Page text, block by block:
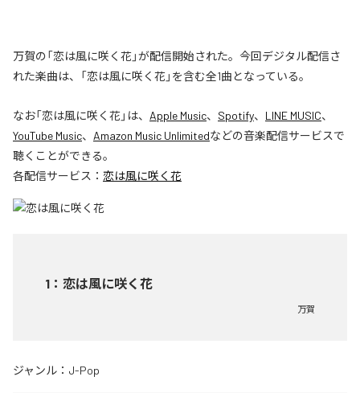
万賀の「恋は風に咲く花」が配信開始された。今回デジタル配信さ
れた楽曲は、「恋は風に咲く花」を含む全1曲となっている。
なお「恋は風に咲く花」は、 Apple Music、 Spotify、 LINE MUSIC、
YouTube Music、 Amazon Music Unlimitedなどの音楽配信サービスで
聴くことができる。
各配信サービス： 恋は風に咲く花
1 ： 恋は風に咲く花
万賀
ジャンル： J-Pop